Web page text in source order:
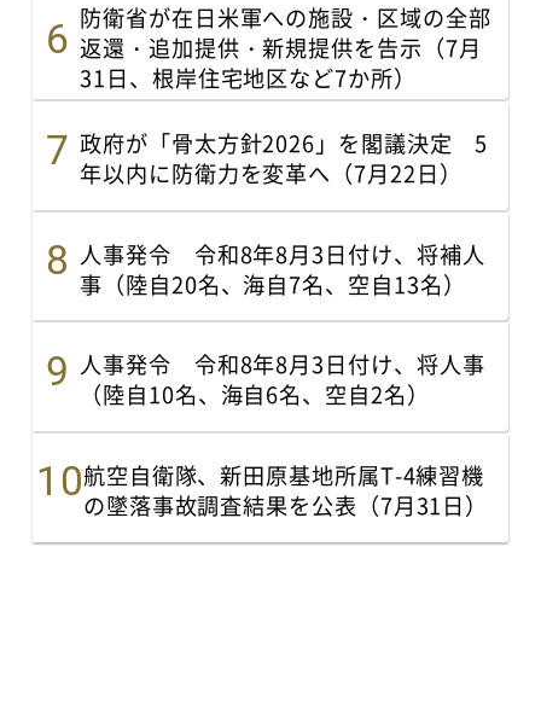
防衛省が在日米軍への施設・区域の全部
返還・追加提供・新規提供を告示（7月
31日、根岸住宅地区など7か所）
政府が「骨太方針2026」を閣議決定 5
年以内に防衛力を変革へ（7月22日）
人事発令 令和8年8月3日付け、将補人
事（陸自20名、海自7名、空自13名）
人事発令 令和8年8月3日付け、将人事
（陸自10名、海自6名、空自2名）
航空自衛隊、新田原基地所属T-4練習機
の墜落事故調査結果を公表（7月31日）